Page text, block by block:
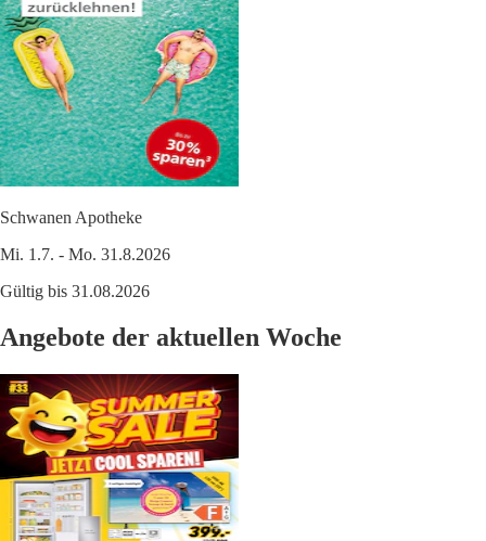
Schwanen Apotheke
Mi. 1.7. - Mo. 31.8.2026
Gültig bis 31.08.2026
Angebote der aktuellen Woche